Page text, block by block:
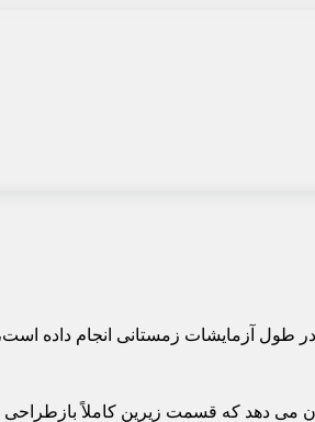
در طول آزمایشات زمستانی انجام داده
دهد که قسمت زیرین کاملاً بازطراحی